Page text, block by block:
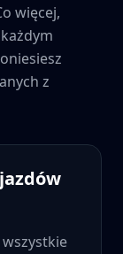
więcej,
z